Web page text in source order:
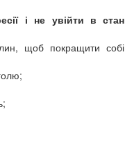
і не увійти в стан
щоб покращити собі